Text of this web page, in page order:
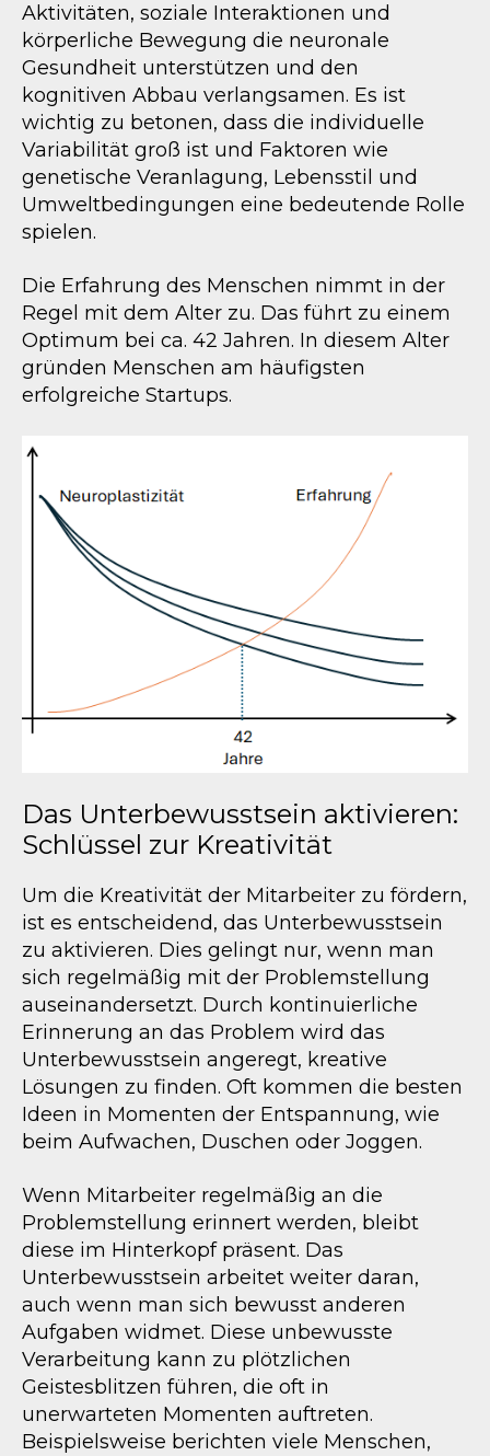
Aktivitäten, soziale Interaktionen und
körperliche Bewegung die neuronale
Gesundheit unterstützen und den
kognitiven Abbau verlangsamen. Es ist
wichtig zu betonen, dass die individuelle
Variabilität groß ist und Faktoren wie
genetische Veranlagung, Lebensstil und
Umweltbedingungen eine bedeutende Rolle
spielen.
Die Erfahrung des Menschen nimmt in der
Regel mit dem Alter zu. Das führt zu einem
Optimum bei ca. 42 Jahren. In diesem Alter
gründen Menschen am häufigsten
erfolgreiche Startups.
Das Unterbewusstsein aktivieren:
Schlüssel zur Kreativität
Um die Kreativität der Mitarbeiter zu fördern,
ist es entscheidend, das Unterbewusstsein
zu aktivieren. Dies gelingt nur, wenn man
sich regelmäßig mit der Problemstellung
auseinandersetzt. Durch kontinuierliche
Erinnerung an das Problem wird das
Unterbewusstsein angeregt, kreative
Lösungen zu finden. Oft kommen die besten
Ideen in Momenten der Entspannung, wie
beim Aufwachen, Duschen oder Joggen.
Wenn Mitarbeiter regelmäßig an die
Problemstellung erinnert werden, bleibt
diese im Hinterkopf präsent. Das
Unterbewusstsein arbeitet weiter daran,
auch wenn man sich bewusst anderen
Aufgaben widmet. Diese unbewusste
Verarbeitung kann zu plötzlichen
Geistesblitzen führen, die oft in
unerwarteten Momenten auftreten.
Beispielsweise berichten viele Menschen,